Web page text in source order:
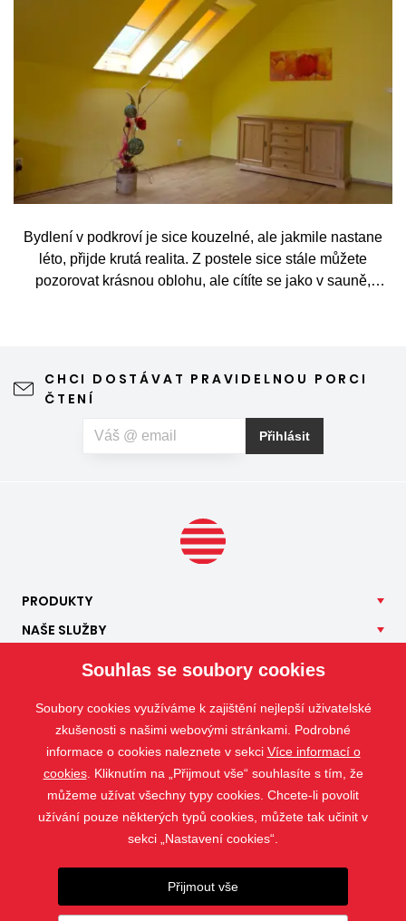
Bydlení v podkroví je sice kouzelné, ale jakmile nastane
léto, přijde krutá realita. Z postele sice stále můžete
pozorovat krásnou oblohu, ale cítíte se jako v sauně,
CHCI DOSTÁVAT PRAVIDELNOU PORCI
ČTENÍ
Přihlásit
PRODUKTY
NAŠE SLUŽBY
KONTAKT
Souhlas se soubory cookies
Soubory cookies využíváme k zajištění nejlepší uživatelské
zkušenosti s našimi webovými stránkami. Podrobné
informace o cookies naleznete v sekci Více informací o
cookies. Kliknutím na „Přijmout vše“ souhlasíte s tím, že
můžeme užívat všechny typy cookies. Chcete-li povolit
užívání pouze některých typů cookies, můžete tak učinit v
sekci „Nastavení cookies“.
Přijmout vše